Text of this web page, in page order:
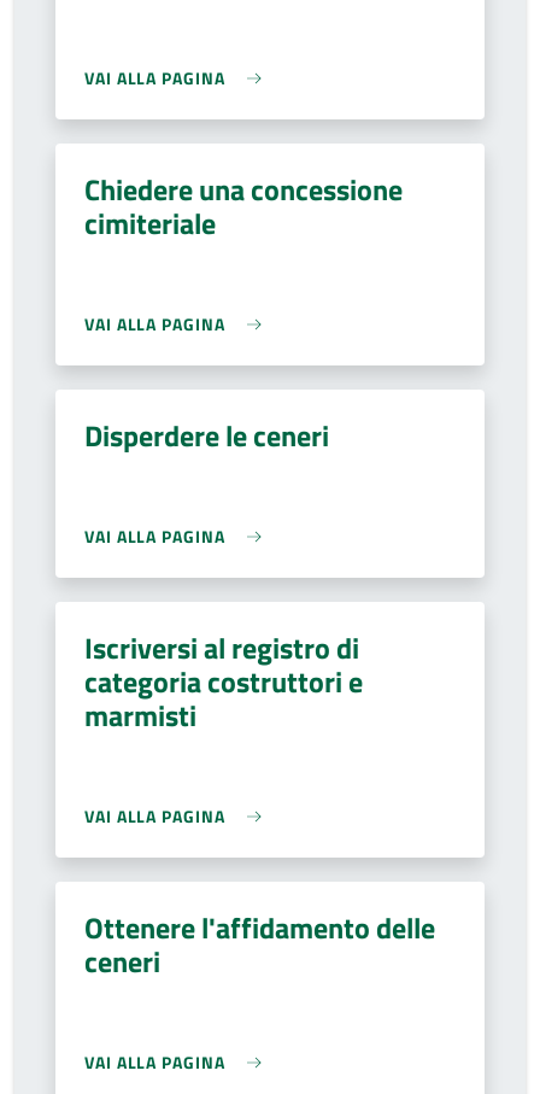
VAI ALLA PAGINA
Chiedere una concessione
cimiteriale
VAI ALLA PAGINA
Disperdere le ceneri
VAI ALLA PAGINA
Iscriversi al registro di
categoria costruttori e
marmisti
VAI ALLA PAGINA
Ottenere l'affidamento delle
ceneri
VAI ALLA PAGINA